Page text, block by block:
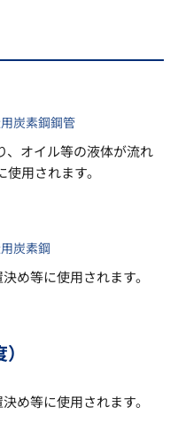
炭素鋼鋼管
、オイル等の液体が流れ
用されます。
炭素鋼
め等に使用されます。
め等に使用されます。